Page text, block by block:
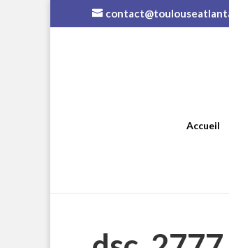
Accueil